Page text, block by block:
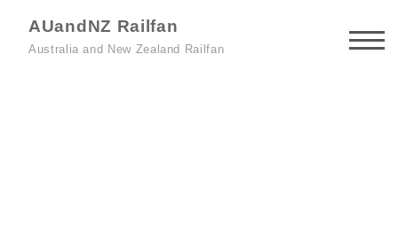
AUandNZ Railfan
Australia and New Zealand Railfan